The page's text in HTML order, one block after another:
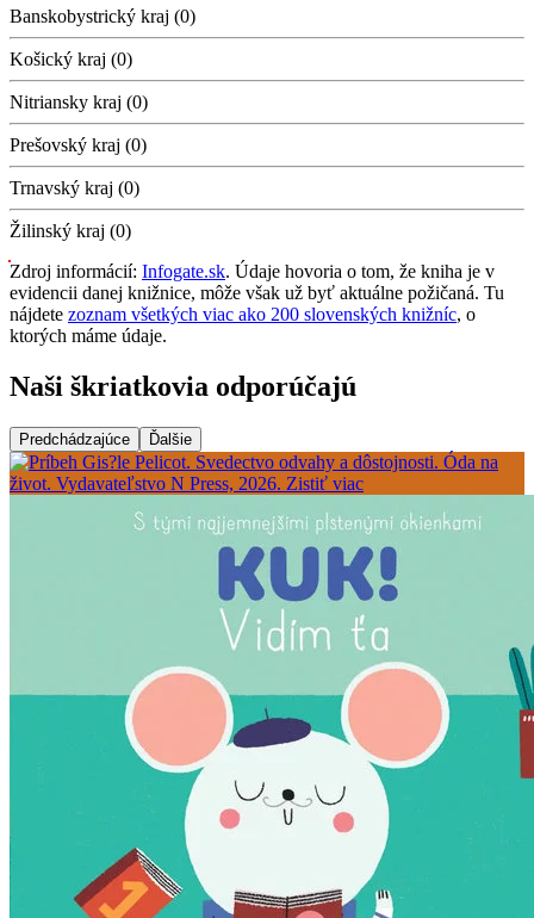
Banskobystrický kraj (0)
Košický kraj (0)
Nitriansky kraj (0)
Prešovský kraj (0)
Trnavský kraj (0)
Žilinský kraj (0)
Zdroj informácií: Infogate.sk. Údaje hovoria o tom, že kniha je v
evidencii danej knižnice, môže však už byť aktuálne požičaná. Tu
nájdete zoznam všetkých viac ako 200 slovenských knižníc, o
ktorých máme údaje.
Naši škriatkovia odporúčajú
Predchádzajúce Ďalšie